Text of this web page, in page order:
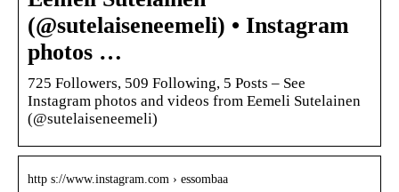
(@sutelaiseneemeli) • Instagram
photos …
725 Followers, 509 Following, 5 Posts – See
Instagram photos and videos from Eemeli Sutelainen
(@sutelaiseneemeli)
http s://www.instagram.com › essombaa